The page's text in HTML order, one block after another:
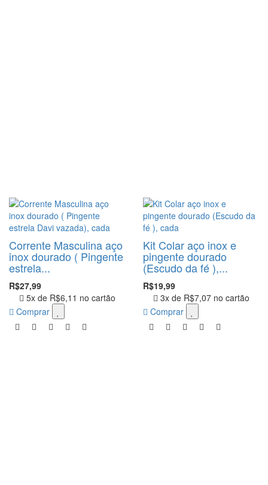
Corrente Masculina aço
inox dourado ( Pingente
estrela...
R$27,99
5x de R$6,11 no cartão
Comprar
Kit Colar aço inox e
pingente dourado
(Escudo da fé ),...
R$19,99
3x de R$7,07 no cartão
Comprar